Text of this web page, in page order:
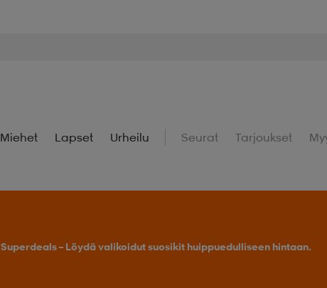
Miehet Lapset Urheilu Seurat Tarjoukset
Superdeals – Löydä valikoidut suosikit huippuedulliseen hintaan.